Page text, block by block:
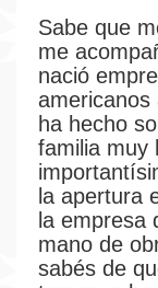
Sabe que
me
nació
americanos
ha hecho
familia muy
la apertura
la empresa
mano de
sabés de